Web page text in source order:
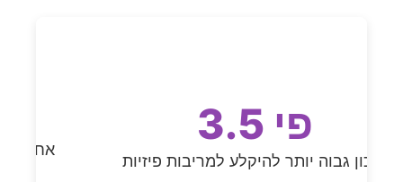
3.5 פי
סיכון גבוה יותר להיקלע למריבות פיזיות